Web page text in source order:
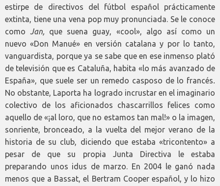
estirpe de directivos del fútbol español prácticamente
extinta, tiene una vena pop muy pronunciada. Se le conoce
comoJan, que suena guay, «cool», algo así como un
nuevo «Don Manué» en versión catalana y por lo tanto,
vanguardista, porque ya se sabe que en ese inmenso plató
de televisión que es Cataluña, habita «lo más avanzado de
España», que suele ser un remedo casposo de lo francés.
No obstante, Laporta ha logrado incrustar en el imaginario
colectivo de los aficionados chascarrillos felices como
aquello de «¡al loro, que no estamos tan mal!» o la imagen,
sonriente, bronceado, a la vuelta del mejor verano de la
historia de su club, diciendo que estaba «tricontento» a
pesar de que su propia Junta Directiva le estaba
preparando unos idus de marzo. En 2004 le ganó nada
menos que a Bassat, el Bertram Cooper español, y lo hizo